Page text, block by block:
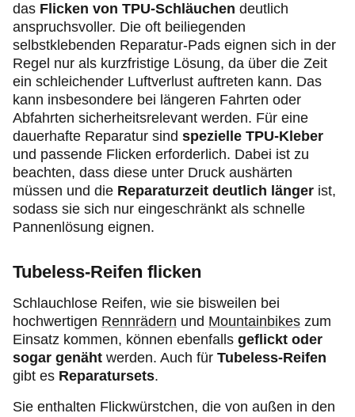
das Flicken von TPU-Schläuchen deutlich
anspruchsvoller. Die oft beiliegenden
selbstklebenden Reparatur-Pads eignen sich in der
Regel nur als kurzfristige Lösung, da über die Zeit
ein schleichender Luftverlust auftreten kann. Das
kann insbesondere bei längeren Fahrten oder
Abfahrten sicherheitsrelevant werden. Für eine
dauerhafte Reparatur sind spezielle TPU-Kleber
und passende Flicken erforderlich. Dabei ist zu
beachten, dass diese unter Druck aushärten
müssen und die Reparaturzeit deutlich länger ist,
sodass sie sich nur eingeschränkt als schnelle
Pannenlösung eignen.
Tubeless-Reifen flicken
Schlauchlose Reifen, wie sie bisweilen bei
hochwertigen Rennrädern und Mountainbikes zum
Einsatz kommen, können ebenfalls geflickt oder
sogar genäht werden. Auch für Tubeless-Reifen
gibt es Reparatursets.
Sie enthalten Flickwürstchen, die von außen in den